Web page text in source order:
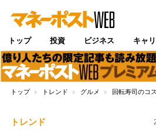
トップ 投資 ビジネス キャ
トップ トレンド グルメ 回転寿司のコ
トレンド